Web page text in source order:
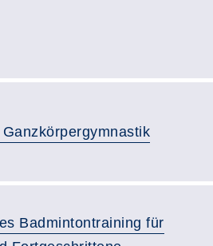
Badmintontraining für